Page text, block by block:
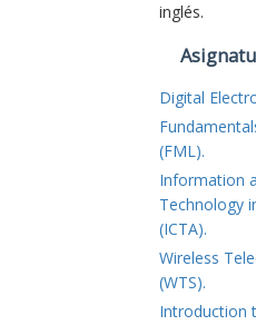
inglés.
Digital
(FML).
Information
Technology
(ICTA).
Wireless
(WTS).
Introduction